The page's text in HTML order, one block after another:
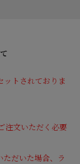
ットされておりま
注文いただく必要
だいた場合、ラ